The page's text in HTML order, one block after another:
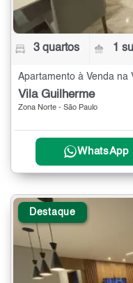
3 quartos 1
Apartamento à Venda na
Vila Guilherme
Zona Norte - São Paulo
WhatsApp
Destaque